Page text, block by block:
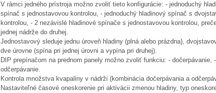
V rámci jedného prístroja možno zvoliť tieto konfigurácie: - jednoduchý
spínač s jednostavovou kontrolou, - jednoduchý hladinový spínač s
kontrolou, - 2 nezávislé hladinové spínače s jednostavovou kontrolou,
jednej nádrže do druhej.
Jednostavový sleduje jednu úroveň hladiny (plná alebo prázdna),
dve úrovne (spína pri jednej úrovni a vypína pri druhej).
DIP prepínačom na prednom panely možno zvoliť funkciu: - dočerpávanie, -
odčerpávanie.
Kontrola množstva kvapaliny v nádrži (kombinácia dočerpávania a
Nastaviteľné časové oneskorenie pri aktivácii zmenou hladiny, typ